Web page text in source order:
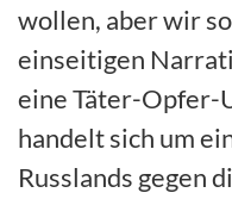
wollen, aber wir
einseitigen
eine Täter-Opfer-
handelt sich um
Russlands gegen